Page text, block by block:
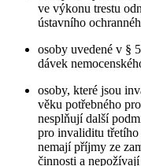
ve výkonu trestu
ústavního
osoby uvedené v §
dávek
osoby, které jsou
věku potřebného
nesplňují další
pro invaliditu třetího
nemají příjmy ze
činnosti a